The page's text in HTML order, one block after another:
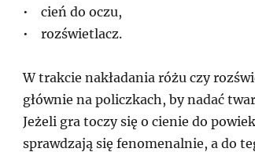
• cień do oczu,
• rozświetlacz.
W trakcie nakładania różu czy
głównie na policzkach, by nadać
Jeżeli gra toczy się o cienie do
sprawdzają się fenomenalnie, a do